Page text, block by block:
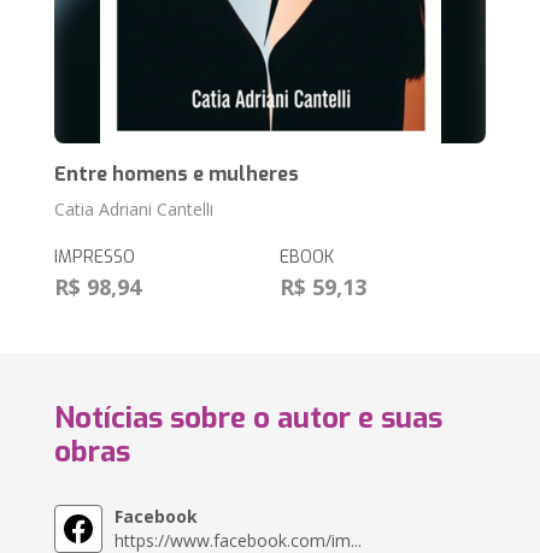
Entre homens e mulheres
Catia Adriani Cantelli
IMPRESSO
R$ 98,94
EBOOK
R$ 59,13
Notícias sobre o autor e suas
obras
Facebook
https://www.facebook.com/im...